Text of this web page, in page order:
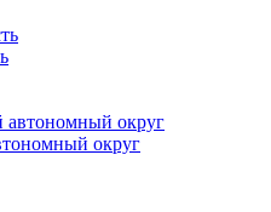
округ
округ